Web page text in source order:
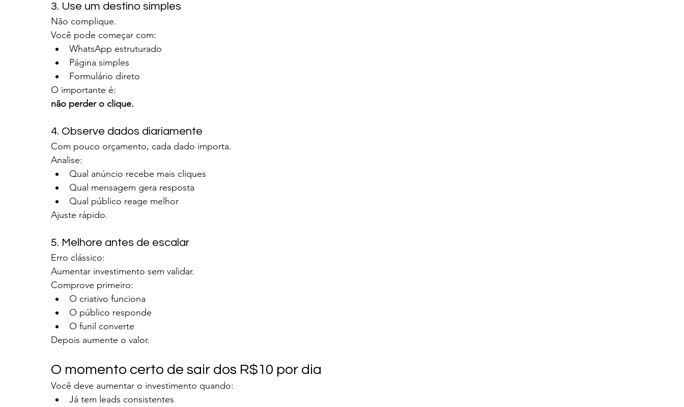
3. Use um destino simples
Não complique.
Você pode começar com:
WhatsApp estruturado
Página simples
Formulário direto
O importante é:
não perder o clique.
4. Observe dados diariamente
Com pouco orçamento, cada dado importa.
Analise:
Qual anúncio recebe mais cliques
Qual mensagem gera resposta
Qual público reage melhor
Ajuste rápido.
5. Melhore antes de escalar
Erro clássico:
Aumentar investimento sem validar.
Comprove primeiro:
O criativo funciona
O público responde
O funil converte
Depois aumente o valor.
O momento certo de sair dos R$10 por dia
Você deve aumentar o investimento quando:
Já tem leads consistentes